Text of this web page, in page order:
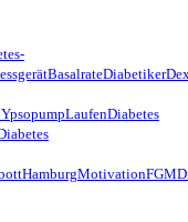
BasalrateDiabetiker
YpsopumpLaufenDiabetes
HamburgMotivationFGM